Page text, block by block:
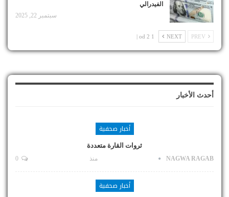
الفيدرالي
سبتمبر 22, 2025
NEXT
1 od 2 |
أحدث الأخبار
أخبار صحفية
ثروات القارة متعددة
NAGWA RAGAB منذ
أخبار صحفية